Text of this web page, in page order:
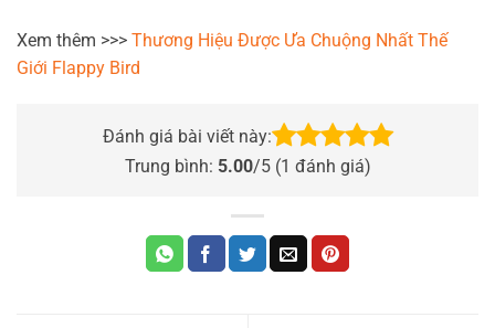
Xem thêm >>> Thương Hiệu Được Ưa Chuộng Nhất Thế
Giới Flappy Bird
Đánh giá bài viết này:
Trung bình: 5.00/5 (1 đánh giá)